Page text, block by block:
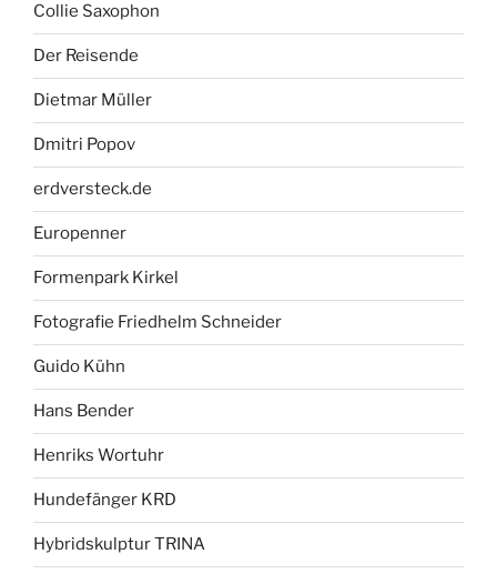
Collie Saxophon
Der Reisende
Dietmar Müller
Dmitri Popov
erdversteck.de
Europenner
Formenpark Kirkel
Fotografie Friedhelm Schneider
Guido Kühn
Hans Bender
Henriks Wortuhr
Hundefänger KRD
Hybridskulptur TRINA